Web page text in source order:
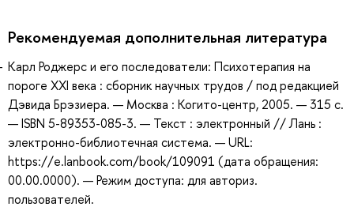
Рекомендуемая дополнительная литература
Карл Роджерс и его последователи: Психотерапия на
пороге XXI века : сборник научных трудов / под редакцией
Дэвида Брэзиера. — Москва : Когито-центр, 2005. — 315 с.
— ISBN 5-89353-085-3. — Текст : электронный // Лань :
электронно-библиотечная система. — URL:
https://e.lanbook.com/book/109091 (дата обращения:
00.00.0000). — Режим доступа: для авториз.
пользователей.